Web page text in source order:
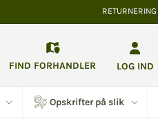
RETURNERING
FIND FORHANDLER LOG IND
Opskrifter på slik